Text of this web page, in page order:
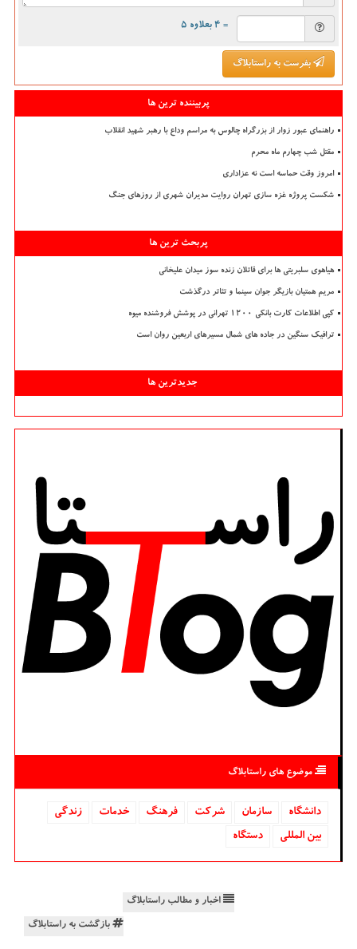
= ۴ بعلاوه ۵
بفرست به راستابلاگ
پربیننده ترین ها
راهنمای عبور زوار از بزرگراه چالوس به مراسم وداع با رهبر شهید انقلاب
مقتل شب چهارم ماه محرم
امروز وقت حماسه است نه عزاداری
شکست پروژه غزه سازی تهران روایت مدیران شهری از روزهای جنگ
پربحث ترین ها
هیاهوی سلبریتی ها برای قاتلان زنده سوز میدان علیخانی
مریم همتیان بازیگر جوان سینما و تئاتر درگذشت
کپی اطلاعات کارت بانکی ۱۲۰۰ تهرانی در پوشش فروشنده میوه
ترافیک سنگین در جاده های شمال مسیرهای اربعین روان است
جدیدترین ها
موضوع های راستابلاگ
دانشگاه‌ سازمان شركت فرهنگ خدمات
زندگی
بین المللی
دستگاه
اخبار و مطالب راستابلاگ
بازگشت به راستابلاگ